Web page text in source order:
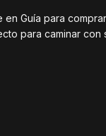
en Guía para
para caminar con